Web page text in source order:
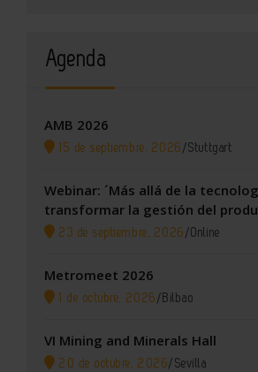
Agenda
AMB 2026
15 de septiembre, 2026 /Stuttgart
Webinar: ´Más allá de la
transformar la gestión del
23 de septiembre, 2026 /Online
Metromeet 2026
1 de octubre, 2026 / Bilbao
VI Mining and Minerals Hall
20 de octubre, 2026/ Sevilla